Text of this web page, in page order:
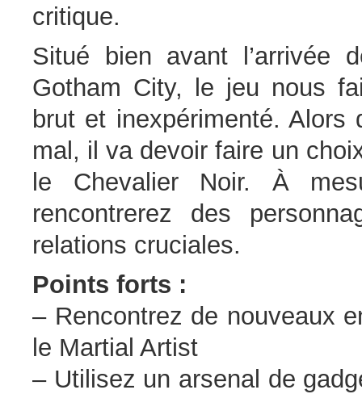
critique.
Situé bien avant l’arrivée
Gotham City, le jeu nous
brut et inexpérimenté. Alors
mal, il va devoir faire un
le Chevalier Noir. À
rencontrerez des
relations cruciales.
Points forts :
– Rencontrez de nouveaux
le Martial Artist
– Utilisez un arsenal de